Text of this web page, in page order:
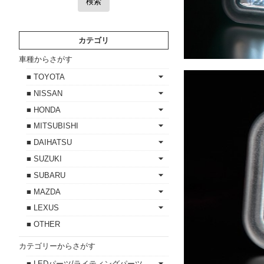
カテゴリ
車種からさがす
■ TOYOTA
■ NISSAN
■ HONDA
■ MITSUBISHI
■ DAIHATSU
■ SUZUKI
■ SUBARU
■ MAZDA
■ LEXUS
■ OTHER
カテゴリーからさがす